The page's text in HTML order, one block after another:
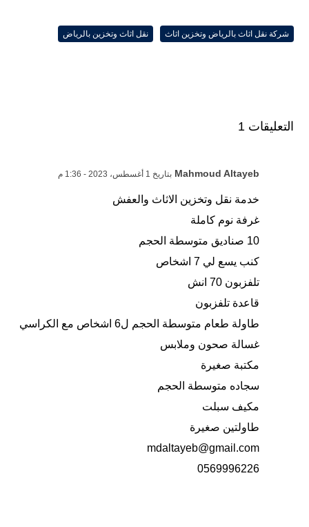
شركة نقل اثاث بالرياض وتخزين اثاث نقل اثاث وتخزين بالرياض
التعليقات 1
Mahmoud Altayeb بتاريخ 1 أغسطس، 2023 - 1:36 م
خدمة نقل وتخزين الاثاث والعفش
غرفة نوم كاملة
10 صناديق متوسطة الحجم
كنب يسع لي 7 اشخاص
تلفزبون 70 انش
قاعدة تلفزبون
طاولة طعام متوسطة الحجم ل6 اشخاص مع الكراسي
غسالة صحون وملابس
مكتبة صغيرة
سجاده متوسطة الحجم
مكيف سبلت
طاولتين صغيرة
mdaltayeb@gmail.com
0569996226